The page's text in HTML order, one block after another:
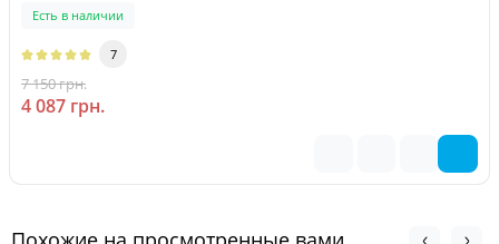
Есть в наличии
7
7 150 грн.
4 087 грн.